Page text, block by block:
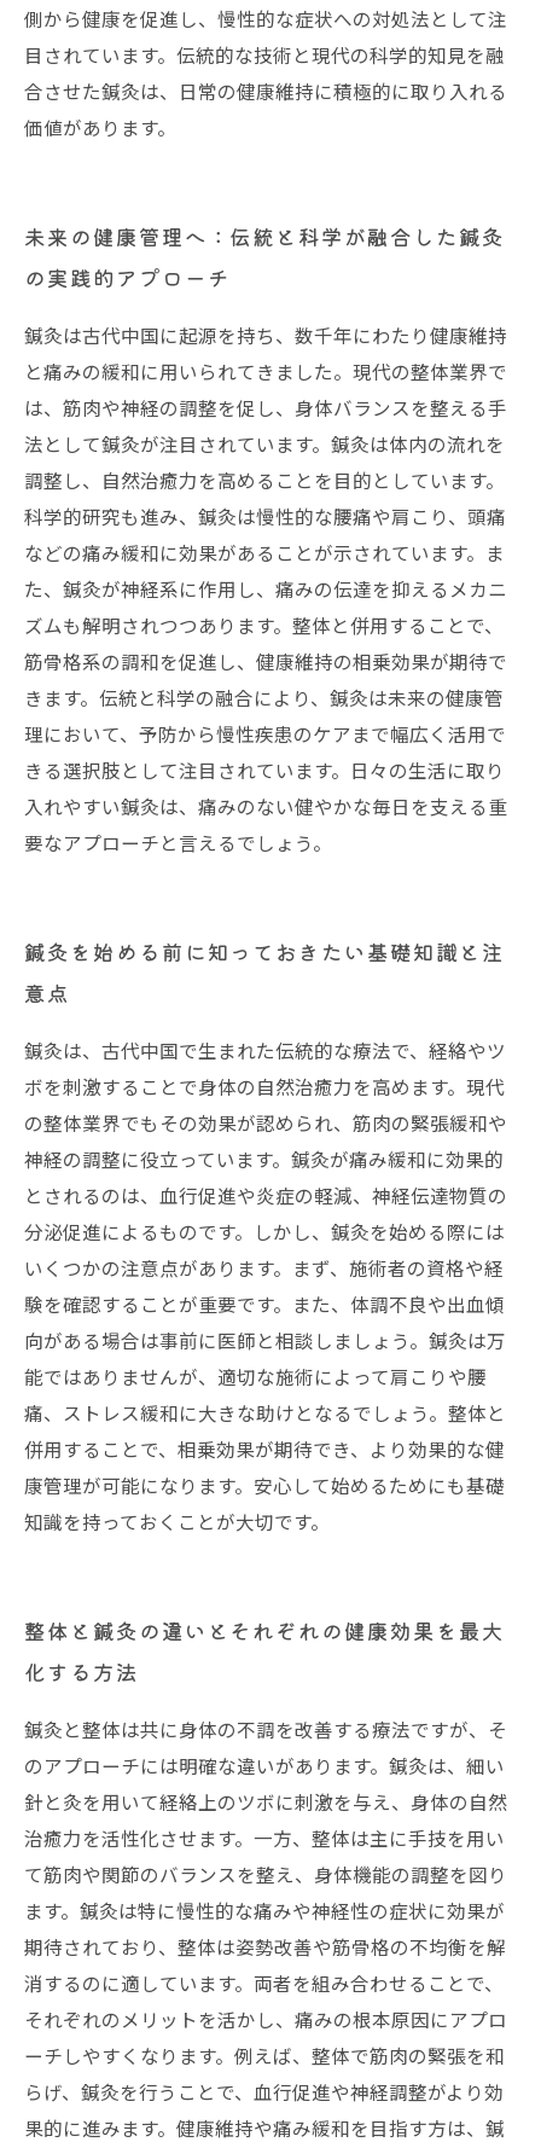
側から健康を促進し、慢性的な症状への対処法として注
目されています。伝統的な技術と現代の科学的知見を融
合させた鍼灸は、日常の健康維持に積極的に取り入れる
価値があります。
未来の健康管理へ：伝統と科学が融合した鍼灸
の実践的アプローチ
鍼灸は古代中国に起源を持ち、数千年にわたり健康維持
と痛みの緩和に用いられてきました。現代の整体業界で
は、筋肉や神経の調整を促し、身体バランスを整える手
法として鍼灸が注目されています。鍼灸は体内の流れを
調整し、自然治癒力を高めることを目的としています。
科学的研究も進み、鍼灸は慢性的な腰痛や肩こり、頭痛
などの痛み緩和に効果があることが示されています。ま
た、鍼灸が神経系に作用し、痛みの伝達を抑えるメカニ
ズムも解明されつつあります。整体と併用することで、
筋骨格系の調和を促進し、健康維持の相乗効果が期待で
きます。伝統と科学の融合により、鍼灸は未来の健康管
理において、予防から慢性疾患のケアまで幅広く活用で
きる選択肢として注目されています。日々の生活に取り
入れやすい鍼灸は、痛みのない健やかな毎日を支える重
要なアプローチと言えるでしょう。
鍼灸を始める前に知っておきたい基礎知識と注
意点
鍼灸は、古代中国で生まれた伝統的な療法で、経絡やツ
ボを刺激することで身体の自然治癒力を高めます。現代
の整体業界でもその効果が認められ、筋肉の緊張緩和や
神経の調整に役立っています。鍼灸が痛み緩和に効果的
とされるのは、血行促進や炎症の軽減、神経伝達物質の
分泌促進によるものです。しかし、鍼灸を始める際には
いくつかの注意点があります。まず、施術者の資格や経
験を確認することが重要です。また、体調不良や出血傾
向がある場合は事前に医師と相談しましょう。鍼灸は万
能ではありませんが、適切な施術によって肩こりや腰
痛、ストレス緩和に大きな助けとなるでしょう。整体と
併用することで、相乗効果が期待でき、より効果的な健
康管理が可能になります。安心して始めるためにも基礎
知識を持っておくことが大切です。
整体と鍼灸の違いとそれぞれの健康効果を最大
化する方法
鍼灸と整体は共に身体の不調を改善する療法ですが、そ
のアプローチには明確な違いがあります。鍼灸は、細い
針と灸を用いて経絡上のツボに刺激を与え、身体の自然
治癒力を活性化させます。一方、整体は主に手技を用い
て筋肉や関節のバランスを整え、身体機能の調整を図り
ます。鍼灸は特に慢性的な痛みや神経性の症状に効果が
期待されており、整体は姿勢改善や筋骨格の不均衡を解
消するのに適しています。両者を組み合わせることで、
それぞれのメリットを活かし、痛みの根本原因にアプロ
ーチしやすくなります。例えば、整体で筋肉の緊張を和
らげ、鍼灸を行うことで、血行促進や神経調整がより効
果的に進みます。健康維持や痛み緩和を目指す方は、鍼